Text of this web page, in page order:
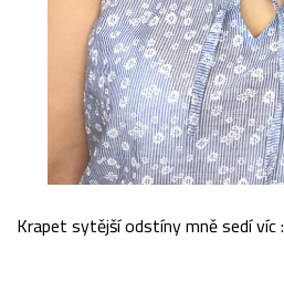
Krapet sytější odstíny mně sedí víc :